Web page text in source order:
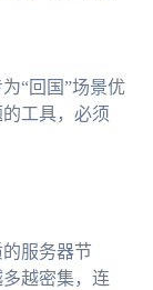
“回国”场景优
的工具，必须
服务器节
越密集，连